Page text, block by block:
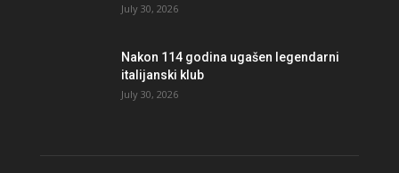
July 30, 2026
Nakon 114 godina ugašen legendarni
italijanski klub
July 30, 2026